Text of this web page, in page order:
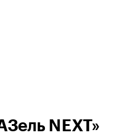
NEXT»